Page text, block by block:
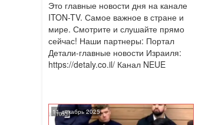
Это главные новости дня на канале
ITON-TV. Самое важное в стране и
мире. Смотрите и слушайте прямо
сейчас! Наши партнеры: Портал
Детали-главные новости Израиля:
https://detaly.co.il/ Канал NEUE
11 декабрь 2025